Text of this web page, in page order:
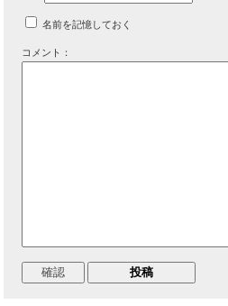
名前を記憶しておく
コメント：